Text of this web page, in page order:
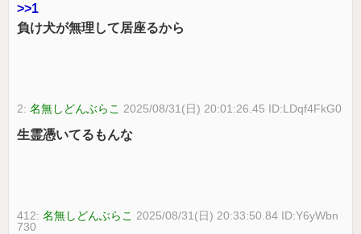
>>1
負け犬が無理して居座るから
2:名無しどんぶらこ 2025/08/31(日) 20:01:26.45 ID:LDqf4FkG0
生霊憑いてるもんな
412:名無しどんぶらこ 2025/08/31(日) 20:33:50.84 ID:Y6yWbn
730